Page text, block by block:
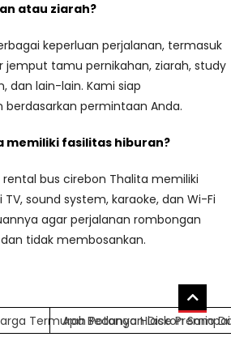
atau ziarah?
keperluan perjalanan, termasuk
jemput tamu pernikahan, ziarah, study
dan lain-lain. Kami siap
berdasarkan permintaan Anda.
memiliki fasilitas hiburan?
bus cirebon Thalita memiliki
sound system, karaoke, dan Wi-Fi
agar perjalanan rombongan
tidak membosankan.
Termurah Potongan Diskon
Apa Bedanya Hiace Premio